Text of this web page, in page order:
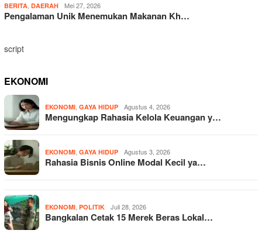
BERITA DAERAH Mei 27, 2026
Pengalaman Unik Menemukan Makanan Kh…
script
EKONOMI
EKONOMI GAYA HIDUP Agustus 4, 2026
Mengungkap Rahasia Kelola Keuangan y…
EKONOMI GAYA HIDUP Agustus 3, 2026
Rahasia Bisnis Online Modal Kecil ya…
EKONOMI POLITIK Juli 28, 2026
Bangkalan Cetak 15 Merek Beras Lokal…